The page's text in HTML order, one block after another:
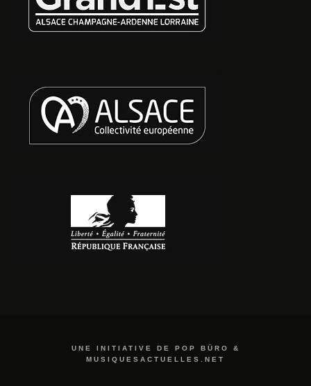
UNE INITIATIVE DE POP BÜRO &
MUSIQUESACTUELLES.NET